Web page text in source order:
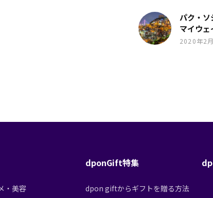
パク・ソ
マイウェ
2020年2
・美容
dponGift特集
dpon giftからギフトを贈る方法